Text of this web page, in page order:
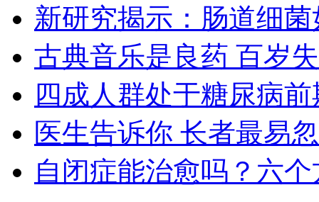
新研究揭示：肠道细
古典音乐是良药 百岁
四成人群处于糖尿病
医生告诉你 长者最易
自闭症能治愈吗？六